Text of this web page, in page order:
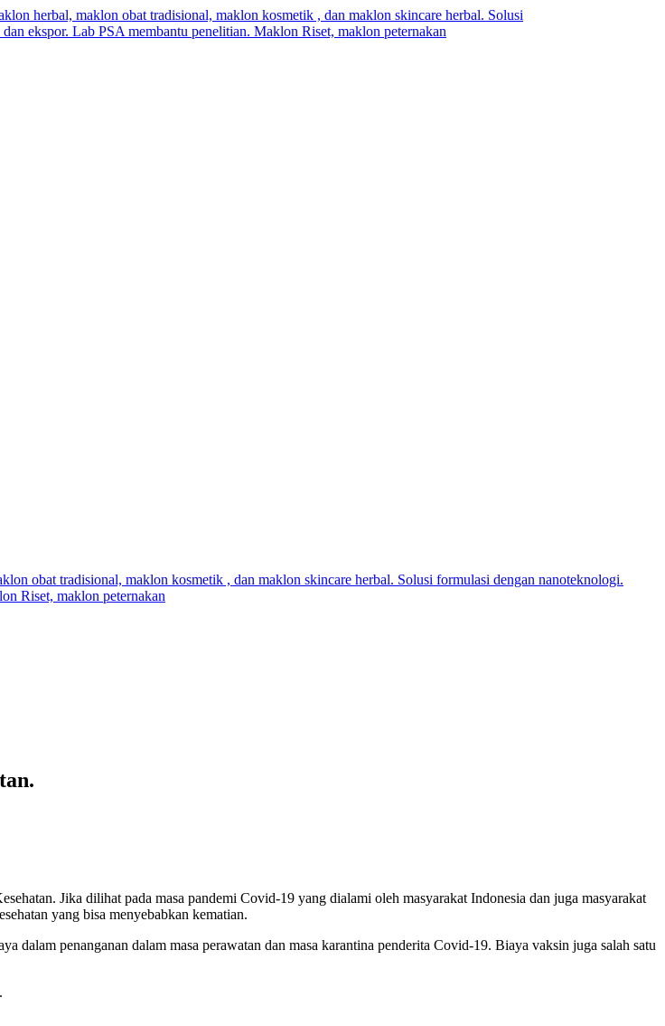
Jika dilihat pada masa pandemi Covid-19 yang dialami oleh masyarakat Indonesia dan juga masyarakat
yang bisa menyebabkan kematian.
dalam penanganan dalam masa perawatan dan masa karantina penderita Covid-19. Biaya vaksin juga salah satu